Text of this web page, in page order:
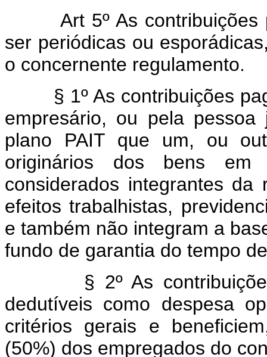
Art 5º As
ser periódicas ou
o concernente regulamento.
§ 1º As contribuições
empresário, ou pela
plano PAIT que um, ou
originários dos bens
considerados integrantes da
efeitos trabalhistas,
e também não integram a
fundo de garantia do tempo
§ 2º As
dedutíveis como despesa
critérios gerais e
(50%) dos empregados do